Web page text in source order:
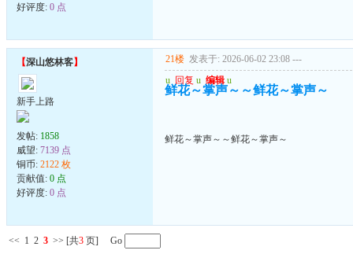
好评度: 0 点
【深山悠林客】
新手上路
发帖: 1858
威望: 7139 点
铜币: 2122 枚
贡献值: 0 点
好评度: 0 点
21楼 发表于: 2026-06-02 23:08 ---
u 回复 u 编辑 u
鲜花～掌声～～鲜花～掌声～
鲜花～掌声～～鲜花～掌声～
<< 1 2 3 >> [共3 页] Go